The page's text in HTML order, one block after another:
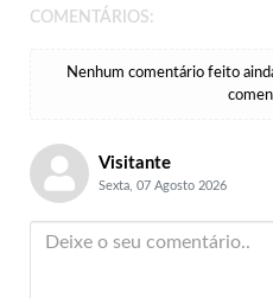
COMENTÁRIOS:
Nenhum comentário feito
Visitante
Sexta, 07 Agosto 2026